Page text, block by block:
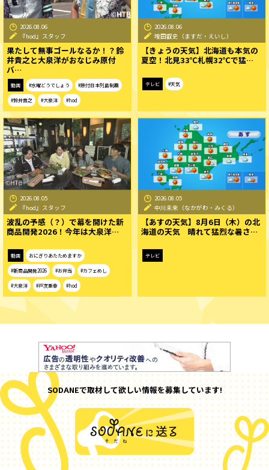
2026.08.06
『hod』スタッフ
果たして無事ゴールなるか！？鈴
井貴之と大泉洋がおなじみ原付
バ…
動画 #水曜どうでしょう #原付日本列島制覇
#鈴井貴之 #大泉洋 #hod
2026.08.06
増田叡史（ますだ・えいし）
【きょうの天気】北海道も本気の
夏空！北見33℃札幌32℃で猛…
テレビ #天気
2026.08.05
『hod』スタッフ
波乱の予感（？）で幕を開けた新
商品開発2026！今年は大泉洋…
動画 おにぎりあたためますか
#新商品開発2026 #お弁当 #カフェめし
#大泉洋 #戸次重幸 #hod
2026.08.05
中川未来（なかがわ・みくる）
【あすの天気】8月6日（木）の北
海道の天気 晴れて猛烈な暑さ…
テレビ
SODANEで取材して欲しい情報を募集しています!